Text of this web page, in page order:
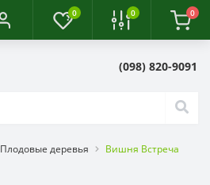
0 0 0
(098) 820-9091
Плодовые деревья Вишня Встреча